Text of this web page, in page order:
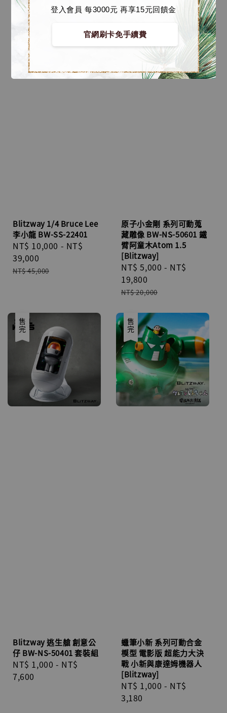
登入會員 每3000元 再享15元回饋金
官網刷卡免手續費
Blitzway 1/4 Bruce Lee
李小龍 BW-SS-22401
Sale
price
NT$ 10,000 - NT$
39,000
Regular
NT$ 45,000
原子小金剛 系列可動蒐
藏雕像 BW-NS-50601 鐵
臂阿童木Atom 1.5
[Blitzway]
Sale
price
NT$ 5,000 - NT$
19,800
Regular
NT$ 20,000
售完
Blitzway 逃生艙 創意公
仔 BW-NS-50401 套裝組
Regular
price
NT$ 1,000 - NT$
7,600
售完
蠟筆小新 系列可動合金
模型 電影版 超能力大決
戰 小新與康達姆機器人
[Blitzway]
Regular
price
NT$ 1,000 - NT$
3,180